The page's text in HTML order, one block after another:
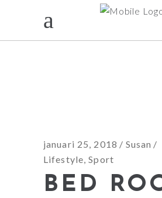
januari 25, 2018
Susan
Lifestyle,Sport
BED